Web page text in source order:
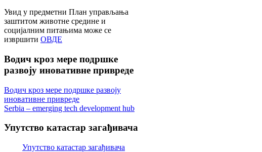
Увид у предметни План управљања
заштитом животне средине и
социјалним питањима може се
извршити ОВДЕ
Водич кроз мере подршке
развоју иновативне привреде
Водич кроз мере подршке развоју
иновативне привреде
Serbia – emerging tech development hub
Упутство катастар загађивача
Упутство катастар загађивача